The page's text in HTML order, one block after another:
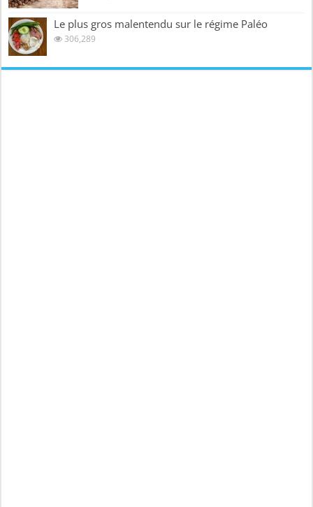
Le plus gros malentendu sur le régime Paléo
306,289